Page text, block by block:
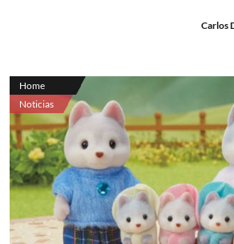
Carlos
Home
Noticias